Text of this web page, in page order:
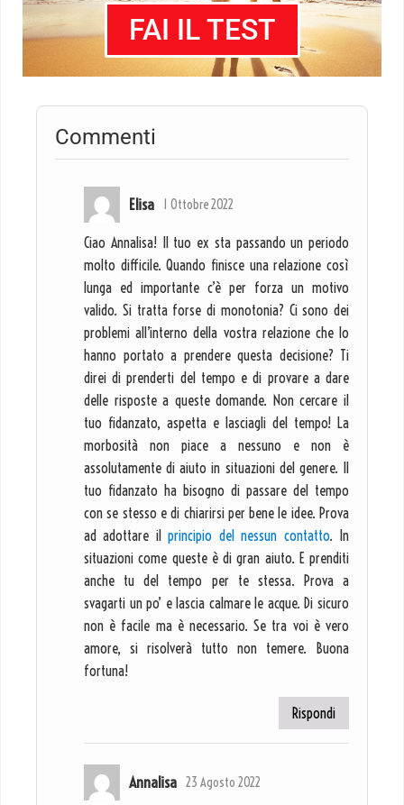
FAI IL TEST
Commenti
Elisa 1 Ottobre 2022
Ciao Annalisa! Il tuo ex sta passando un periodo
molto difficile. Quando finisce una relazione così
lunga ed importante c’è per forza un motivo
valido. Si tratta forse di monotonia? Ci sono dei
problemi all’interno della vostra relazione che lo
hanno portato a prendere questa decisione? Ti
direi di prenderti del tempo e di provare a dare
delle risposte a queste domande. Non cercare il
tuo fidanzato, aspetta e lasciagli del tempo! La
morbosità non piace a nessuno e non è
assolutamente di aiuto in situazioni del genere. Il
tuo fidanzato ha bisogno di passare del tempo
con se stesso e di chiarirsi per bene le idee. Prova
ad adottare ilprincipio del nessun contatto. In
situazioni come queste è di gran aiuto. E prenditi
anche tu del tempo per te stessa. Prova a
svagarti un po’ e lascia calmare le acque. Di sicuro
non è facile ma è necessario. Se tra voi è vero
amore, si risolverà tutto non temere. Buona
fortuna!
Rispondi
Annalisa 23 Agosto 2022